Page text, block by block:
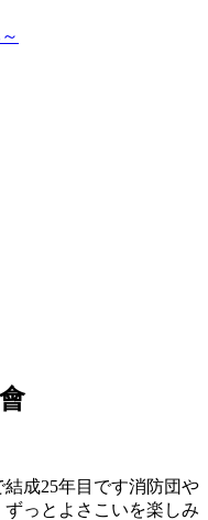
成25年目です消防団や
っとよさこいを楽しみ